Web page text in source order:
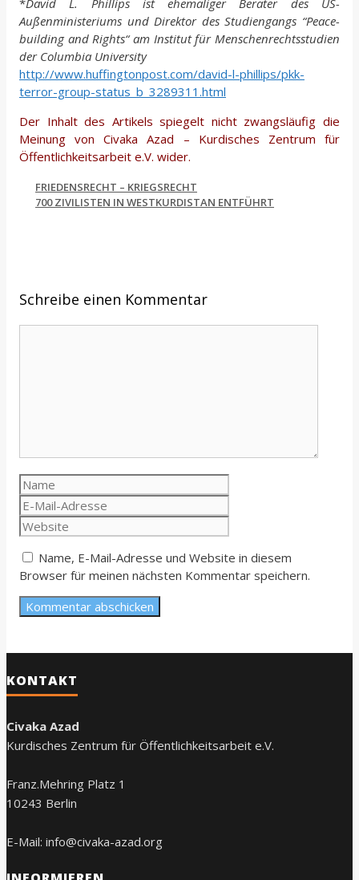
*David L. Phillips ist ehemaliger Berater des US-
Außenministeriums und Direktor des Studiengangs “Peace-
building and Rights“ am Institut für Menschenrechtsstudien
der Columbia University
http://www.huffingtonpost.com/david-l-phillips/pkk-
terror-group-status_b_3289311.html
Der Inhalt des Artikels spiegelt nicht zwangsläufig die
Meinung von Civaka Azad – Kurdisches Zentrum für
Öffentlichkeitsarbeit e.V. wider.
FRIEDENSRECHT – KRIEGSRECHT
700 ZIVILISTEN IN WESTKURDISTAN ENTFÜHRT
Schreibe einen Kommentar
Name
Mail-
Adresse
Name, E-Mail-Adresse und Website in diesem
Browser für meinen nächsten Kommentar speichern.
KONTAKT
Civaka Azad
Kurdisches Zentrum für Öffentlichkeitsarbeit e.V.
Franz.Mehring Platz 1
10243 Berlin
E-Mail: info@civaka-azad.org